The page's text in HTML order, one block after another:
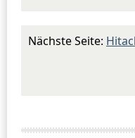
Nächste Seite: